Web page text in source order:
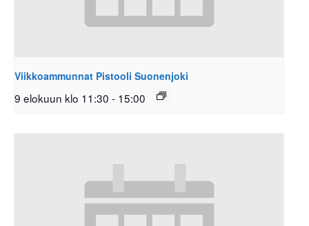
Viikkoammunnat Pistooli Suonenjoki
9 elokuun klo 11:30 - 15:00